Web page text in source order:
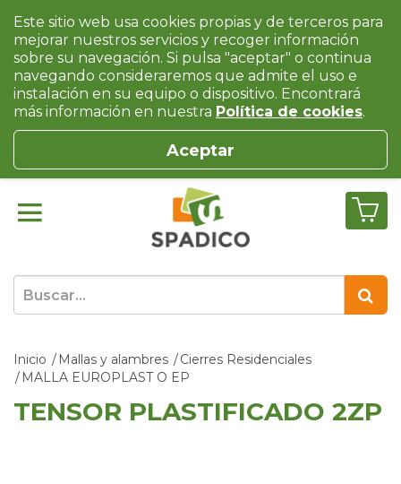
Inicio Mallas y alambres
Cierres Residenciales
MALLA EUROPLAST O EP
TENSOR PLASTIFICADO 2ZP
Este sitio web usa cookies propias y de terceros para
mejorar nuestros servicios y recoger información
sobre su navegación. Si pulsa "aceptar" o continua
navegando consideraremos que admite el uso e
instalación en su equipo o dispositivo. Encontrará
más información en nuestra Política de cookies.
Aceptar